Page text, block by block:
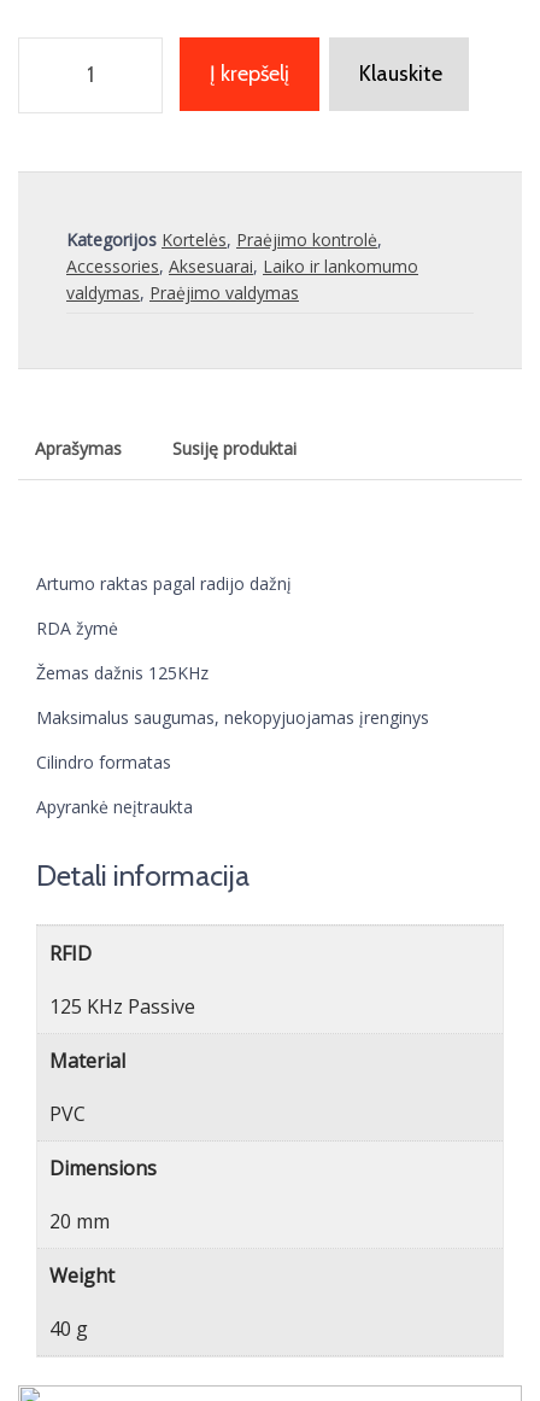
Į krepšelį Klauskite
Kategorijos Kortelės, Praėjimo kontrolė,
Accessories, Aksesuarai, Laiko ir lankomumo
valdymas, Praėjimo valdymas
Aprašymas Susiję produktai
Artumo raktas pagal radijo dažnį
RDA žymė
Žemas dažnis 125KHz
Maksimalus saugumas, nekopyjuojamas įrenginys
Cilindro formatas
Apyrankė neįtraukta
Detali informacija
RFID
125 KHz Passive
Material
PVC
Dimensions
20 mm
Weight
40 g